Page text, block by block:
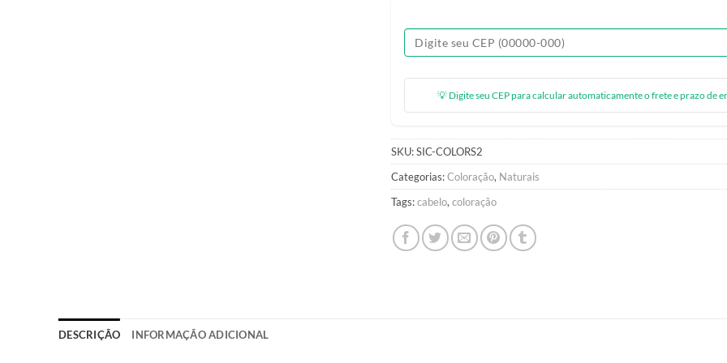
💡 Digite seu CEP para calcular automaticamente o frete e prazo de
SKU:SIC-COLORS2
Categorias:Coloração, Naturais
Tags:cabelo,coloração
DESCRIÇÃO INFORMAÇÃO ADICIONAL